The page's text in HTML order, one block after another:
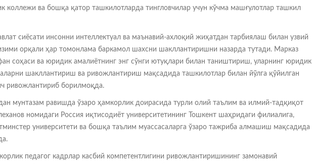
ва бошқа қатор ташкилотларда тингловчилар учун кўчма машғулотлар ташкил
сиёсати инсонни интеллектуал ва маънавий-ахлоқий жиҳатдан тарбиялаш билан узвий
орқали ҳар томонлама баркамол шахсни шакллантиришни назарда тутади. Марказ
соҳаси ва юридик амалиётнинг энг сўнги ютуқлари билан таништириш, уларнинг юридик
шакллантириш ва ривожлантириш мақсадида ташкилотлар билан йўлга қўйилган
ривожлантириб борилмоқда.
мунтазам равишда ўзаро ҳамкорлик доирасида турли олий таълим ва илмий-тадқиқот
номидаги Россия иқтисодиёт университетининг Тошкент шаҳридаги филиалига,
университети ва бошқа таълим муассасаларга ўзаро тажриба алмашиш мақсадида
педагог кадрлар касбий компетентлигини ривожлантиришининг замонавий